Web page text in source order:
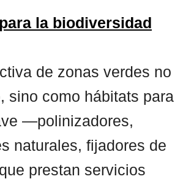
la biodiversidad
de zonas verdes no
sino como hábitats para
—polinizadores,
naturales, fijadores de
prestan servicios